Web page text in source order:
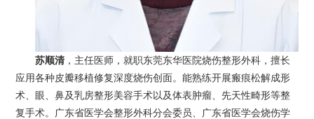
苏顺清 ，主任医师，就职东莞东华医院烧伤整形外科，擅长
应用各种皮瓣移植修复深度烧伤创面。能熟练开展瘢痕松解成形
术、眼、鼻及乳房整形美容手术以及体表肿瘤、先天性畸形等整
复手术。广东省医学会整形外科分会委员、广东省医学会烧伤学